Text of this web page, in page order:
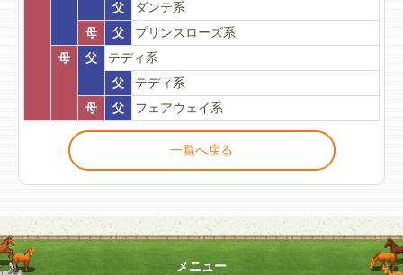
父
ダンテ系
母
父
プリンスローズ系
母
父
テディ系
父
テディ系
母
父 フェアウェイ系
一覧へ戻る
メニュー